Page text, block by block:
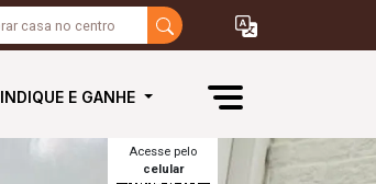
INDIQUE E GANHE
Acesse pelo
celular